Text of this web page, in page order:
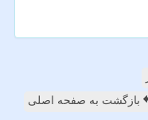
بازگشت به صفحه اصلی